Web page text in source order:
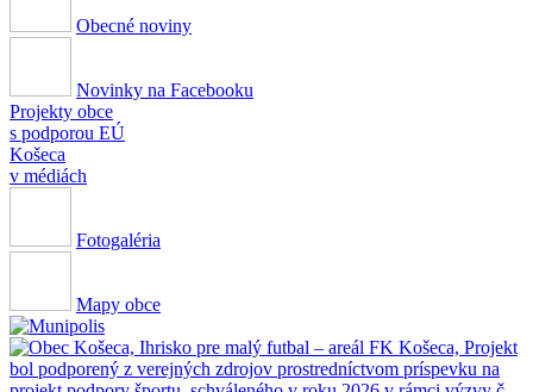
Obecné noviny
Novinky na Facebooku
Projekty obce
s podporou EÚ
Košeca
v médiách
Fotogaléria
Mapy obce